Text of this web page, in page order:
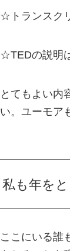
☆トランスク
☆TEDの説明
とてもよい内
い。ユーモア
私も年を
ここにいる誰